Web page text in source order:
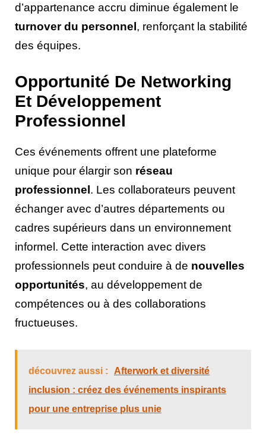
d’appartenance accru diminue également le
turnover du personnel, renforçant la stabilité
des équipes.
Opportunité De Networking
Et Développement
Professionnel
Ces événements offrent une plateforme
unique pour élargir son réseau
professionnel . Les collaborateurs peuvent
échanger avec d’autres départements ou
cadres supérieurs dans un environnement
informel. Cette interaction avec divers
professionnels peut conduire à de nouvelles
opportunités, au développement de
compétences ou à des collaborations
fructueuses.
découvrez aussi :
Afterwork et diversité
inclusion : créez des événements inspirants
pour une entreprise plus unie